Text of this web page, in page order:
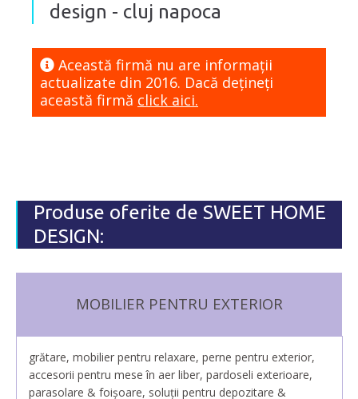
design - cluj napoca
Această firmă nu are informaţii
actualizate din 2016. Dacă dețineți
această firmă click aici.
Produse oferite de SWEET HOME
DESIGN:
MOBILIER PENTRU EXTERIOR
grătare, mobilier pentru relaxare, perne pentru exterior,
accesorii pentru mese în aer liber, pardoseli exterioare,
parasolare & foişoare, soluţii pentru depozitare &